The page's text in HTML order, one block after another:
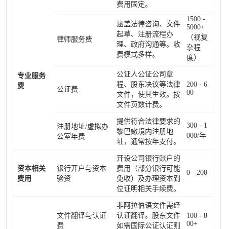
费用固定。
专业服务
费
律师服务费
涵盖法律咨询、文件
起草、注册流程办
理、政府沟通等。收
费模式多样。
1500 -
5000+
（视复
杂程
度）
公证费
公证人公证公司章
程、股东决议等法律
文件，使其生效。按
文件页数计费。
200 - 6
00
注册地址/虚拟办
公室年费
提供符合法律要求的
黎巴嫩境内注册地
址，通常按年支付。
300 - 1
000/年
资本相关
费用
银行开户与资本
验资
开设公司银行账户的
费用（部分银行可能
免收）及办理资本到
位证明相关手续费。
0 - 200
文件翻译与认证
费
非阿拉伯语文件需经
认证翻译。股东文件
如需国际公证认证则
100 - 8
00+